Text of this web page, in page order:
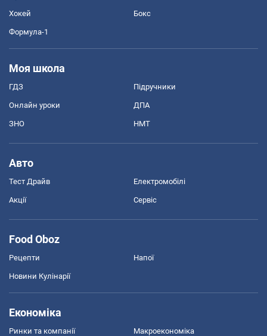
Хокей Бокс
Формула-1
Моя школа
ГДЗ Підручники
Онлайн уроки ДПА
ЗНО НМТ
Авто
Тест Драйв Електромобілі
Акції Сервіс
Food Oboz
Рецепти Напої
Новини Кулінарії
Економіка
Ринки та компанії Макроекономіка